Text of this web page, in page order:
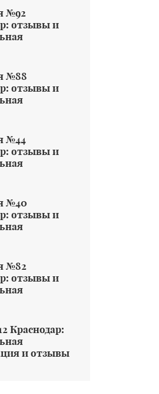
№92
отзывы и
№88
отзывы и
№44
отзывы и
№40
отзывы и
№82
отзывы и
Краснодар:
и отзывы